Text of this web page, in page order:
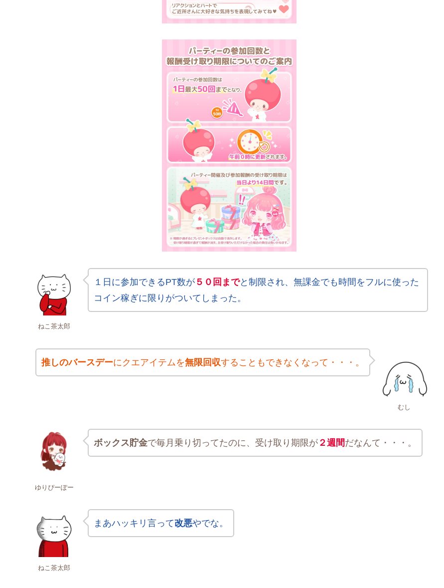
ねこ茶太郎
１日に参加できるPT数が ５０回までと制限され、無課金でも時間をフルに使った
コイン稼ぎに限りがついてしまった。
むし
推しのバースデーにクエアイテムを無限回収することもできなくなって・・・。
ゆりぴーぽー
ボックス貯金で毎月乗り切ってたのに、受け取り期限が ２週間だなんて・・・。
ねこ茶太郎
まあハッキリ言って改悪やでな。